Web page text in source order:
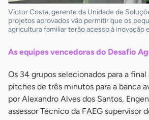
Victor Costa, gerente da Unidade de
projetos aprovados vão permitir que os
agricultura familiar terão acesso à inovação
As equipes vencedoras do Desafio
Os 34 grupos selecionados para a final
pitches de três minutos para a banca
por Alexandro Alves dos Santos,
assessor Técnico da FAEG supervisor